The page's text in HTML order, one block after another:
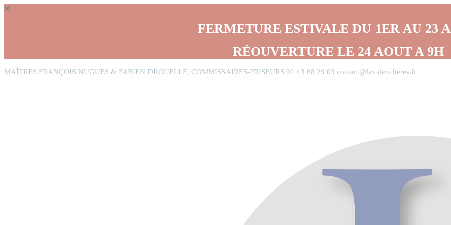
FERMETURE ESTIVALE DU 1ER AU 23
RÉOUVERTURE LE 24 AOUT A 9H
MAÎTRES FRANÇOIS NUGUES & FABIEN DROUELLE, COMMISSAIRES-PRISEURS 02 43 68 29 03 contact@lavalencheres.fr
Panneau de gestion des cookies